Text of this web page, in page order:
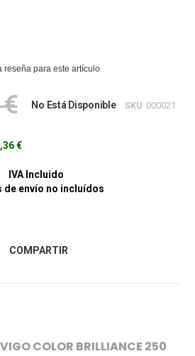
reseña para este artículo
No Está Disponible SKU 000021
€
IVA Incluido
de envío no incluídos
COMPARTIR
COLOR BRILLIANCE 250